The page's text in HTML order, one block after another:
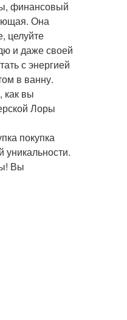
финансовый
Она
целуйте
и даже своей
с энергией
в ванну.
как вы
Лоры
покупка
уникальности.
Вы